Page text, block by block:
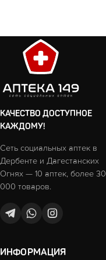
КАЧЕСТВО ДОСТУПНОЕ
КАЖДОМУ!
Сеть социальных аптек в
Дербенте и Дагестанских
Огнях — 10 аптек, более 30
000 товаров.
ИНФОРМАЦИЯ